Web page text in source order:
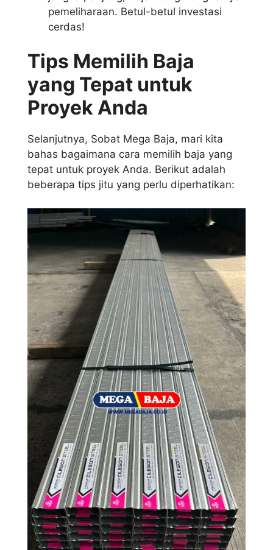
pemeliharaan. Betul-betul investasi
cerdas!
Tips Memilih Baja
yang Tepat untuk
Proyek Anda
Selanjutnya, Sobat Mega Baja, mari kita
bahas bagaimana cara memilih baja yang
tepat untuk proyek Anda. Berikut adalah
beberapa tips jitu yang perlu diperhatikan: